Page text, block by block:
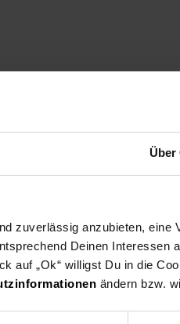
Über
zuverlässig anzubieten, eine
Deinen Interessen
auf „Ok“ willigst Du in die
ändern bzw.